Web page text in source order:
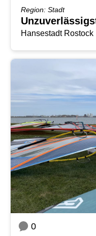
Region: Stadt
Hansestadt Rostock
0